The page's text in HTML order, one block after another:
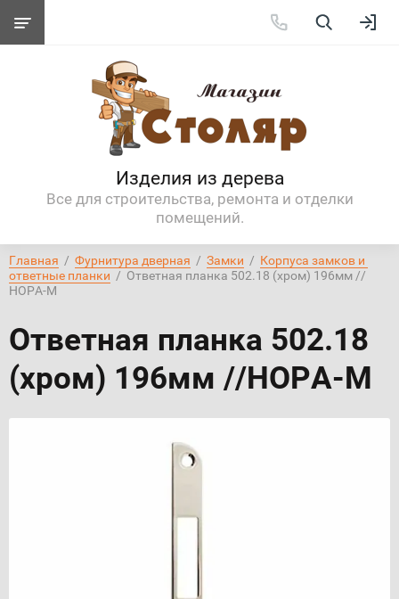
Изделия из дерева
Все для строительства, ремонта и отделки
помещений.
Главная
  /
Фурнитура дверная
  /
Замки
  /
Корпуса замков и
ответные планки
  /  Ответная планка 502.18 (хром) 196мм //
НОРА-М
Ответная планка 502.18
(хром) 196мм //НОРА-М